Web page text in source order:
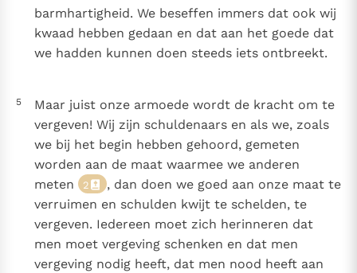
barmhartigheid. We beseffen immers dat ook wij
kwaad hebben gedaan en dat aan het goede dat
we hadden kunnen doen steeds iets ontbreekt.
5
Maar juist onze armoede wordt de kracht om te
vergeven! Wij zijn schuldenaars en als we, zoals
we bij het begin hebben gehoord, gemeten
worden aan de maat waarmee we anderen
meten
2
, dan doen we goed aan onze maat te
verruimen en schulden kwijt te schelden, te
vergeven. Iedereen moet zich herinneren dat
men moet vergeving schenken en dat men
vergeving nodig heeft, dat men nood heeft aan